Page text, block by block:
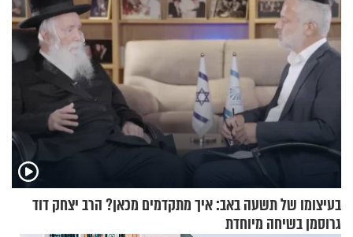
בעיצומו של תשעה באב: איך מתקדמים מכאן? הרב יצחק דוד
גרוסמן בשיחה מיוחדת